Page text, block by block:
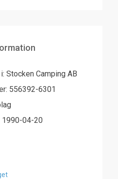
Stocken Camping AB
556392-6301
1990-04-20